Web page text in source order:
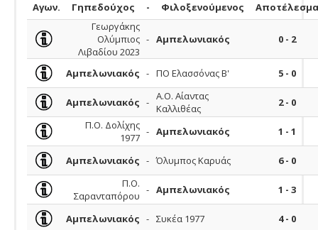
Αγων.
Γηπεδούχος - Φιλοξενούμενος
Αποτέλεσμα
Γεωργάκης
Ολύμπιος
Λιβαδίου 2023
- Αμπελωνιακός 0 - 2
Αμπελωνιακός - ΠΟ Ελασσόνας Β' 5 - 0
Αμπελωνιακός - Α.Ο. Αίαντας
Καλλιθέας
2 - 0
Π.Ο. Δολίχης
1977 - Αμπελωνιακός 1 - 1
Αμπελωνιακός - Όλυμπος Καρυάς
6 - 0
Π.Ο.
Σαρανταπόρου - Αμπελωνιακός 1 - 3
Αμπελωνιακός - Συκέα 1977
4 - 0